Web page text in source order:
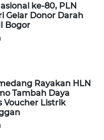
ke-80, PLN
Gelar Donor Darah
Bogor
Rayakan HLN
Tambah Daya
Voucher Listrik